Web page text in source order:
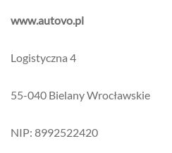
www.autovo.pl
Logistyczna 4
55-040 Bielany Wrocławskie
NIP: 8992522420